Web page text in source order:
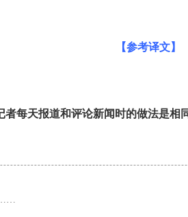
【参考译文】
每天报道和评论新闻时的做法是相
……